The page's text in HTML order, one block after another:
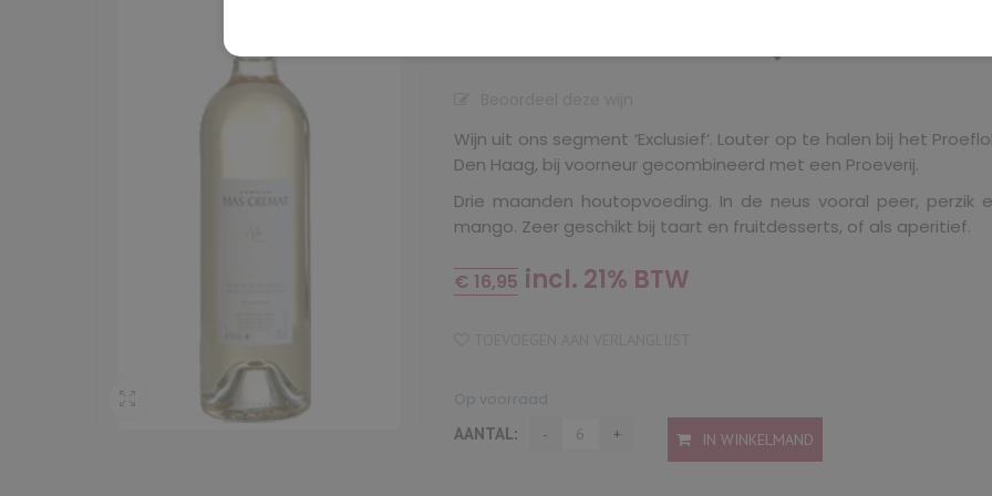
Wijn uit ons segment ‘Exclusief’. Louter op te halen bij het
Den Haag, bij voorneur gecombineerd met een Proeverij.
Drie maanden houtopvoeding. In de neus vooral peer, perzik
mango. Zeer geschikt bij taart en fruitdesserts, of als aperitief.
€ 16,95 incl. 21% BTW
Op voorraad
AANTAL:
IN WINKELMAND